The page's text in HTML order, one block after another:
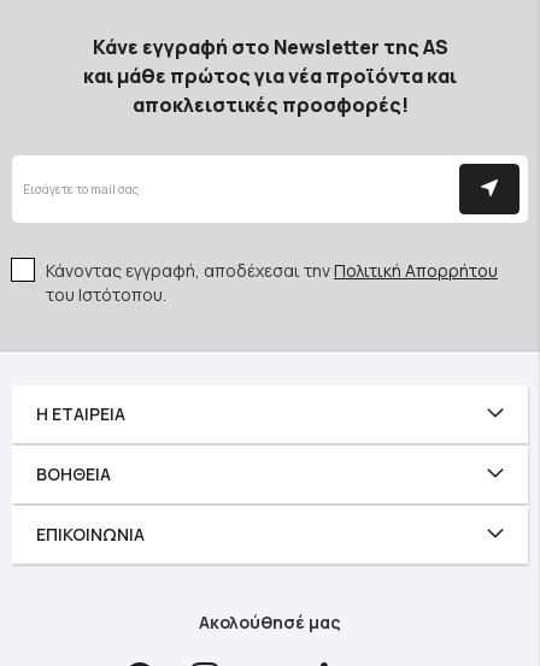
Κάνε εγγραφή στο Newsletter της AS
και μάθε πρώτος για νέα προϊόντα και
αποκλειστικές προσφορές!
Κάνοντας εγγραφή, αποδέχεσαι τηνΠολιτική Απορρήτου
του Ιστότοπου.
Η ΕΤΑΙΡΕΊΑ
ΒΟΉΘΕΙΑ
ΕΠΙΚΟΙΝΩΝΊΑ
Ακολούθησέ μας